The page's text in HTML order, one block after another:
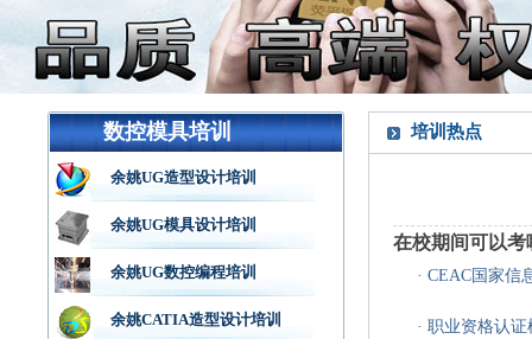
数控模具培训
余姚UG造型设计培训
余姚UG模具设计培训
余姚UG数控编程培训
余姚CATIA造型设计培训
培训热点
在校期间可以考
· CEAC国家信
· 职业资格认